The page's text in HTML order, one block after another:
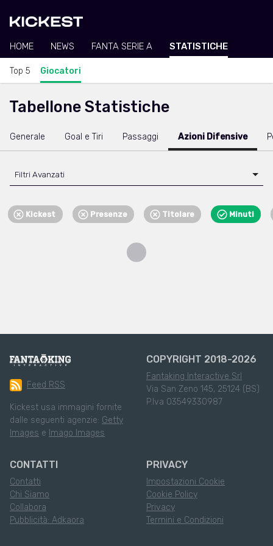
HOME NEWS FANTA SERIE A STATISTICHE
Top 5 Giocatori
Tabellone Statistiche
Generale Goal e Tiri Passaggi Azioni Difensive
Filtri Avanzati
Kickest Presenze Titolare Minuti
Loading...
Feed RSS
Kickest usa immagini fornite
dalle seguenti agenzie: Getty
Images e Imago Images
COPYRIGHT 2018-2026
Fantaking Interactive Srl
Via San Zeno 145, 25124 (BS)
P.Iva 03549330987
CONTATTI
Contatti
Chi Siamo
Collabora
Pubblicità: Adkaora
PRIVACY
Impostazioni Cookie
Cookie Policy
Privacy
Termini e Condizioni